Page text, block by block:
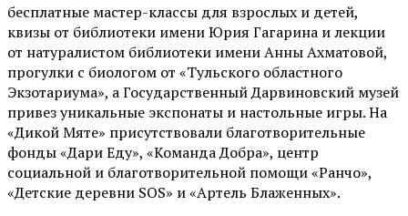
бесплатные мастер-классы для взрослых и детей,
квизы от библиотеки имени Юрия Гагарина и лекции
от натуралистом библиотеки имени Анны Ахматовой,
прогулки с биологом от «Тульского областного
Экзотариума», а Государственный Дарвиновский музей
привез уникальные экспонаты и настольные игры. На
«Дикой Мяте» присутствовали благотворительные
фонды «Дари Еду», «Команда Добра», центр
социальной и благотворительной помощи «Ранчо»,
«Детские деревни SOS» и «Артель Блаженных».